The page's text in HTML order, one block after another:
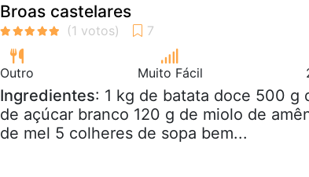
Broas castelares
Outro Muito Fácil
Ingredientes: 1 kg de batata doce 500 g
de açúcar branco 120 g de miolo de
de mel 5 colheres de sopa bem...